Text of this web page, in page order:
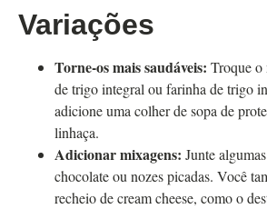
Variações
Torne-os mais saudáveis: Troque o
de trigo integral ou farinha de trigo
adicione uma colher de sopa de
linhaça.
Adicionar mixagens: Junte
chocolate ou nozes picadas. Você
recheio de cream cheese, como o